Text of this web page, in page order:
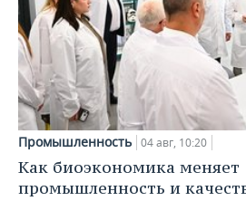
Промышленность 04 авг, 10:20
Как биоэкономика меняет
промышленность и